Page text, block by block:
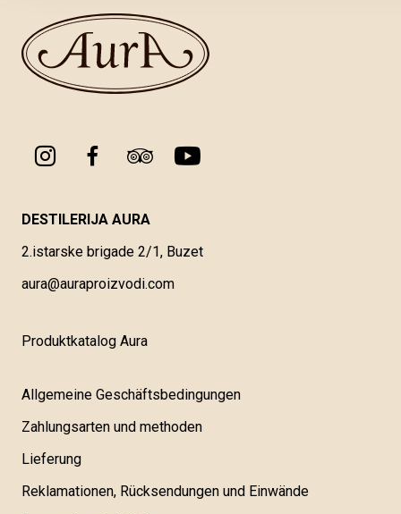
DESTILERIJA AURA
2.istarske brigade 2/1, Buzet
aura@auraproizvodi.com
Produktkatalog Aura
Allgemeine Geschäftsbedingungen
Zahlungsarten und methoden
Lieferung
Reklamationen, Rücksendungen und Einwände